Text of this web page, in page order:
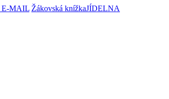
E-MAIL Žákovská knížkaJÍDELNA